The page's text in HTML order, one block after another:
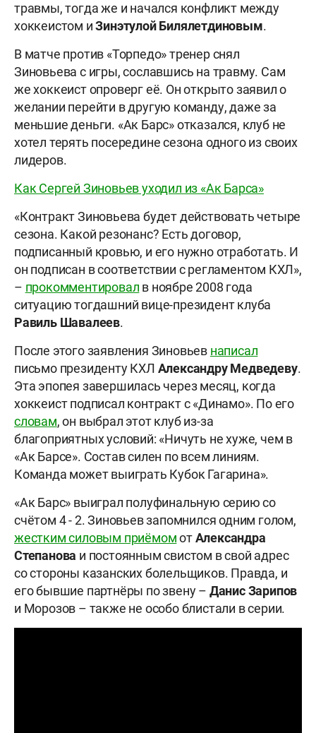
травмы, тогда же и начался конфликт между
хоккеистом иЗинэтулойБилялетдиновым.
В матче против «Торпедо» тренер снял
Зиновьева с игры, сославшись на травму. Сам
же хоккеист опроверг её. Он открыто заявил о
желании перейти в другую команду, даже за
меньшие деньги. «Ак Барс» отказался, клуб не
хотел терять посередине сезона одного из своих
лидеров.
Как Сергей Зиновьев уходил из «Ак Барса»
«Контракт Зиновьева будет действовать четыре
сезона. Какой резонанс? Есть договор,
подписанный кровью, и его нужно отработать. И
он подписан в соответствии с регламентом КХЛ»,
– прокомментировал в ноябре 2008 года
ситуацию тогдашний вице-президент клуба
Равиль Шавалеев.
После этого заявления Зиновьев написал
письмо президенту КХЛ Александру Медведеву.
Эта эпопея завершилась через месяц, когда
хоккеист подписал контракт с «Динамо». По его
словам, он выбрал этот клуб из-за
благоприятных условий: «Ничуть не хуже, чем в
«Ак Барсе». Состав силен по всем линиям.
Команда может выиграть Кубок Гагарина».
«Ак Барс» выиграл полуфинальную серию со
счётом 4 - 2. Зиновьев запомнился одним голом,
жестким силовым приёмомотАлександра
Степанова и постоянным свистом в свой адрес
со стороны казанских болельщиков. Правда, и
его бывшие партнёры по звену – Данис Зарипов
и Морозов – также не особо блистали в серии.